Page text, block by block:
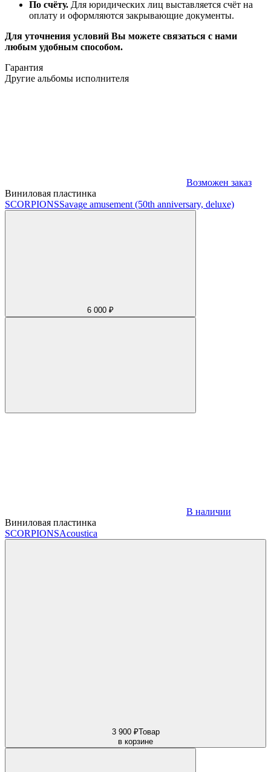
По счёту. Для юридических лиц выставляется счёт на
оплату и оформляются закрывающие документы.
Для уточнения условий Вы можете связаться с нами
любым удобным способом.
Гарантия
Другие альбомы исполнителя
Возможен заказ
Виниловая пластинка
SCORPIONSSavage amusement (50th anniversary, deluxe)
6 000 ₽
В наличии
Виниловая пластинка
SCORPIONSAcoustica
3 900 ₽Товар
в корзине